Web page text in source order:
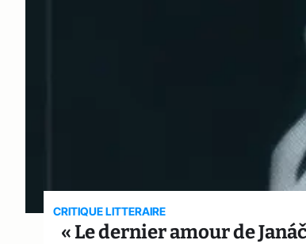
CRITIQUE LITTERAIRE
« Le dernier amour de